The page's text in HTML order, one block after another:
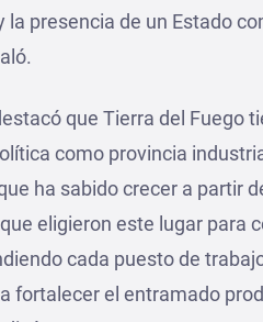
la presencia de un Estado
que Tierra del Fuego
como provincia
ha sabido crecer a partir
eligieron este lugar para
cada puesto de
fortalecer el entramado